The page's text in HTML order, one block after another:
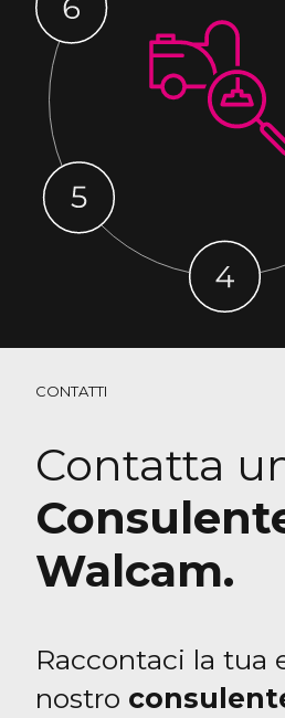
CONTATTI
Contatta
Walcam.
Raccontaci la tua
nostro